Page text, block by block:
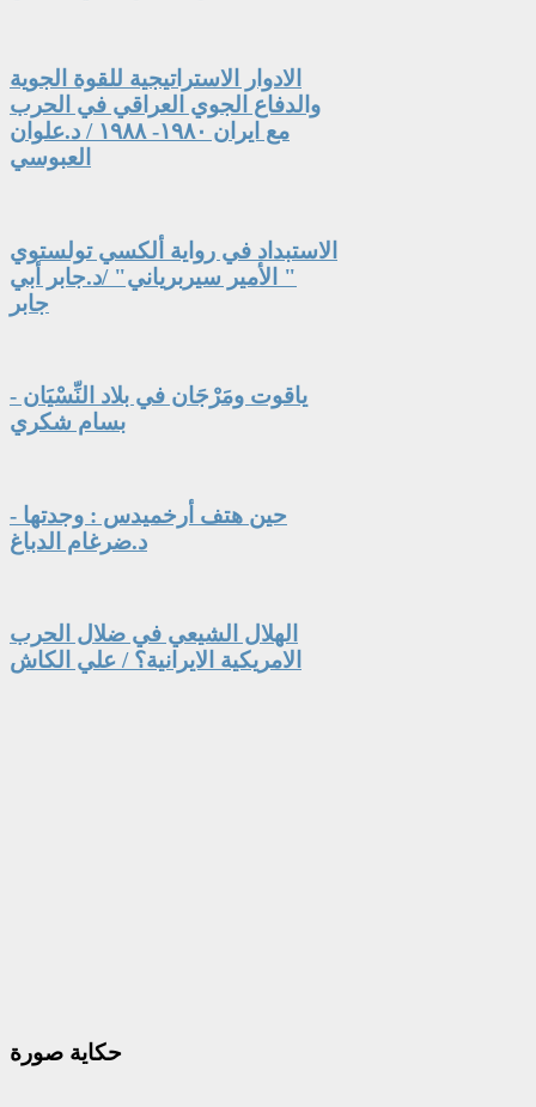
الادوار الاستراتيجية للقوة الجوية
والدفاع الجوي العراقي في الحرب
مع ايران ١٩٨٠- ١٩٨٨ / د.علوان
العبوسي
الاستبداد في رواية ألكسي تولستوي
" الأمير سيربرياني" /د.جابر أبي
جابر
ياقوت ومَرْجَان في بلاد النِّسْيَان -
بسام شكري
حين هتف أرخميدس : وجدتها -
د.ضرغام الدباغ
الهلال الشيعي في ضلال الحرب
الامريكية الايرانية؟ / علي الكاش
حكاية صورة